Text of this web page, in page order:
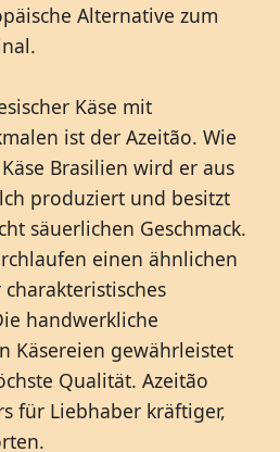
Alternative zum
Käse mit
ist der Azeitão. Wie
Brasilien wird er aus
produziert und besitzt
säuerlichen Geschmack.
einen ähnlichen
handwerkliche
Käsereien gewährleistet
Qualität. Azeitão
für Liebhaber kräftiger,